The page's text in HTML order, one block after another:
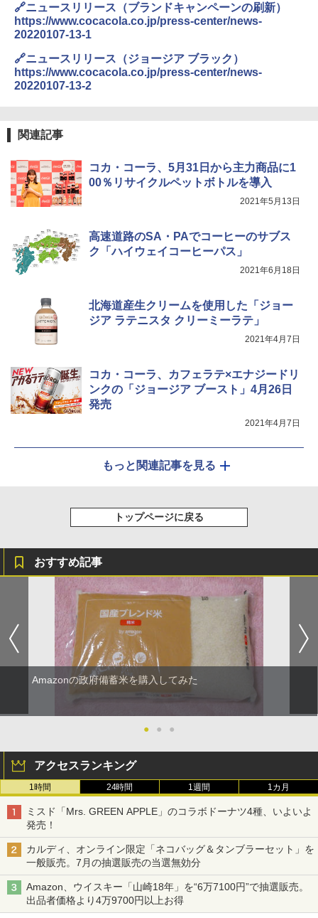
🔗ニュースリリース（ブランドキャンペーンの刷新）
https://www.cocacola.co.jp/press-center/news-
20220107-13-1
🔗ニュースリリース（ジョージア ブラック）
https://www.cocacola.co.jp/press-center/news-
20220107-13-2
関連記事
コカ・コーラ、5月31日から主力商品に1
00％リサイクルペットボトルを導入
2021年5月13日
高速道路のSA・PAでコーヒーのサブス
ク「ハイウェイコーヒーパス」
2021年6月18日
北海道産生クリームを使用した「ジョー
ジア ラテニスタ クリーミーラテ」
2021年4月7日
コカ・コーラ、カフェラテ×エナジードリ
ンクの「ジョージア ブースト」4月26日
発売
2021年4月7日
もっと関連記事を見る
トップページに戻る
おすすめ記事
Amazonの政府備蓄米を購入してみた
● ● ●
アクセスランキング
1時間 24時間 1週間 1カ月
ミスド「Mrs. GREEN APPLE」のコラボドーナツ4種、いよいよ
発売！
カルディ、オンライン限定「ネコバッグ＆タンブラーセット」を
一般販売。7月の抽選販売の当選無効分
Amazon、ウイスキー「山崎18年」を“6万7100円”で抽選販売。
出品者価格より4万9700円以上お得